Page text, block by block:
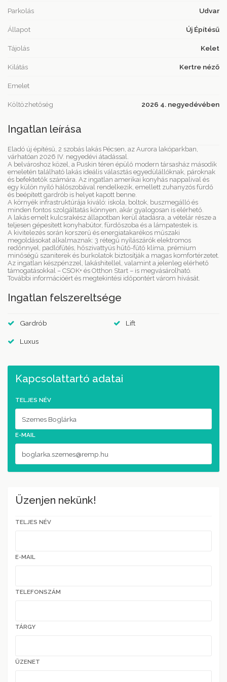
Parkolás Udvar
Állapot Új Építésű
Tájolás Kelet
Kilátás Kertre néző
Emelet
Költözhetőség 2026 4. negyedévében
Ingatlan leírása
Eladó új építésű, 2 szobás lakás Pécsen, az Aurora lakóparkban,
várhatóan 2026 IV. negyedévi átadással.
A belvároshoz közel, a Puskin téren épülő modern társasház második
emeletén található lakás ideális választás egyedülállóknak, pároknak
és befektetők számára. Az ingatlan amerikai konyhás nappalival és
egy külön nyíló hálószobával rendelkezik, emellett zuhanyzós fürdő
és beépített gardrób is helyet kapott benne.
A környék infrastruktúrája kiváló: iskola, boltok, buszmegálló és
minden fontos szolgáltatás könnyen, akár gyalogosan is elérhető.
A lakás emelt kulcsrakész állapotban kerül átadásra, a vételár része a
teljesen gépesített konyhabútor, fürdőszoba és a lámpatestek is.
A kivitelezés során korszerű és energiatakarékos műszaki
megoldásokat alkalmaznak: 3 rétegű nyílászárók elektromos
redőnnyel, padlófűtés, hőszivattyús hűtő-fűtő klíma, prémium
minőségű szaniterek és burkolatok biztosítják a magas komfortérzetet.
Az ingatlan készpénzzel, lakáshitellel, valamint a jelenleg elérhető
támogatásokkal – CSOK+ és Otthon Start – is megvásárolható.
További információért és megtekintési időpontért várom hívását.
Ingatlan felszereltsége
Gardrób Lift
Luxus
Kapcsolattartó adatai
TELJES NÉV
E-MAIL
Üzenjen nekünk!
TELJES NÉV
E-MAIL
TELEFONSZÁM
TÁRGY
ÜZENET